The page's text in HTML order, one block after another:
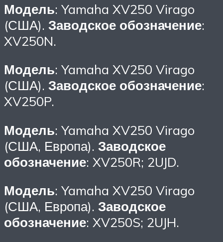
Модель: Yamaha XV250 Virago
(США). Заводское обозначение:
XV250N.
Модель: Yamaha XV250 Virago
(США). Заводское обозначение:
XV250P.
Модель: Yamaha XV250 Virago
(США, Европа). Заводское
обозначение: XV250R; 2UJD.
Модель: Yamaha XV250 Virago
(США, Европа). Заводское
обозначение: XV250S; 2UJH.